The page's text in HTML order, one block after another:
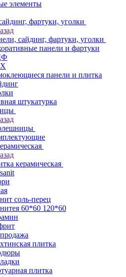
элементы
фартуки, уголки
сайдинг, фартуки, уголки
панели и фартуки
панели и плитка
штукатурка
керамическая
соль-перец
60*60 120*60
плитка
плитка